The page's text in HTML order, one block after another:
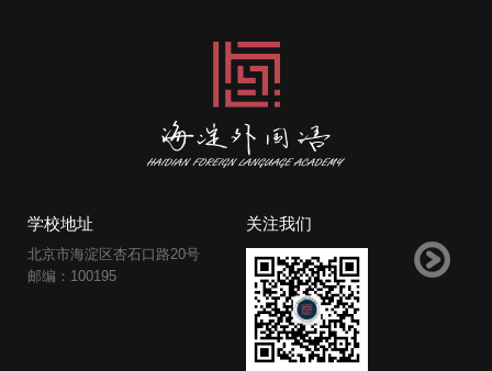
学校地址
北京市海淀区杏石口路20号
邮编：100195
关注我们